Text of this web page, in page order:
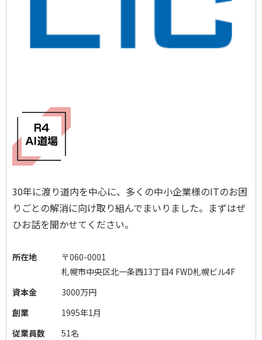
30年に渡り道内を中心に、多くの中小企業様のITのお困
りごとの解消に向け取り組んでまいりました。まずはぜ
ひお話を聞かせてください。
所在地
〒060-0001
札幌市中央区北一条西13丁目4 FWD札幌ビル4F
資本金
3000万円
創業
1995年1月
従業員数
51名